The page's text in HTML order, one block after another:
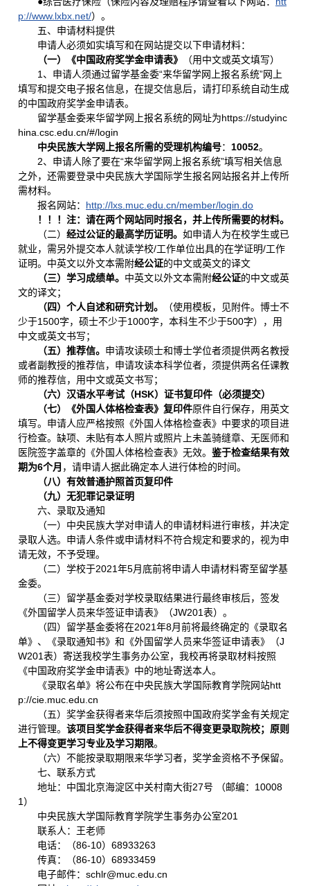
p://www.lxbx.net/）。
五、申请材料提供
申请人必须如实填写和在网站提交以下申请材料：
（一）
《中国政府奖学金申请表》
（用中文或英文填写）
1、申请人须通过留学基金委“来华留学网上报名系统”网上
填写和提交电子报名信息，在提交信息后，请打印系统自动生成
的中国政府奖学金申请表。
留学基金委来华留学网上报名系统的网址为https://studyinc
hina.csc.edu.cn/#/login
中央民族大学网上报名所需的受理机构编号： 10052。
2、申请人除了要在“来华留学网上报名系统”填写相关信息
之外，还需要登录中央民族大学国际学生报名网站报名并上传所
需材料。
报名网站： http://lxs.muc.edu.cn/member/login.do
！！！注：请在两个网站同时报名，并上传所需要的材料。
（二）经过公证的最高学历证明。如申请人为在校学生或已
就业，需另外提交本人就读学校/工作单位出具的在学证明/工作
证明。中英文以外文本需附经公证的中文或英文的译文
（三）学习成绩单。 中英文以外文本需附经公证的中文或英
文的译文；
（四）个人自述和研究计划。
（使用模板，见附件。博士不
少于1500字，硕士不少于1000字，本科生不少于500字），用
中文或英文书写；
（五）推荐信。 申请攻读硕士和博士学位者须提供两名教授
或者副教授的推荐信，申请攻读本科学位者，须提供两名任课教
师的推荐信，用中文或英文书写；
（六）汉语水平考试（HSK）证书复印件 （必须提交）
（七）
《外国人体格检查表》复印件原件自行保存，用英文
填写。申请人应严格按照《外国人体格检查表》中要求的项目进
行检查。缺项、未贴有本人照片或照片上未盖骑缝章、无医师和
医院签字盖章的《外国人体格检查表》无效。鉴于检查结果有效
期为6个月 ，请申请人据此确定本人进行体检的时间。
（八）有效普通护照首页复印件
（九）无犯罪记录证明
六、录取及通知
（一）中央民族大学对申请人的申请材料进行审核，并决定
录取人选。申请人条件或申请材料不符合规定和要求的，视为申
请无效，不予受理。
（二）学校于2021年5月底前将申请人申请材料寄至留学基
金委。
（三）留学基金委对学校录取结果进行最终审核后，签发
《外国留学人员来华签证申请表》（JW201表）。
（四）留学基金委将在2021年8月前将最终确定的《录取名
单》、《录取通知书》和《外国留学人员来华签证申请表》（J
W201表）寄送我校学生事务办公室，我校再将录取材料按照
《中国政府奖学金申请表》中的地址寄送本人。
《录取名单》将公布在中央民族大学国际教育学院网站htt
p://cie.muc.edu.cn
（五）奖学金获得者来华后须按照中国政府奖学金有关规定
进行管理。该项目奖学金获得者来华后不得变更录取院校；原则
上不得变更学习专业及学习期限。
（六）不能按录取期限来华学习者，奖学金资格不予保留。
七、联系方式
地址：中国北京海淀区中关村南大街27号 （邮编：10008
1）
中央民族大学国际教育学院学生事务办公室201
联系人：王老师
电话：（86-10）68933263
传真：（86-10）68933459
电子邮件：schlr@muc.edu.cn